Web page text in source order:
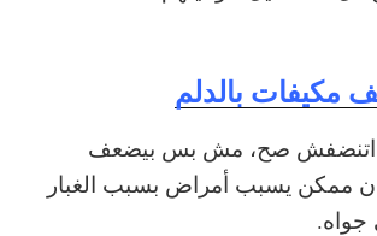
مكيفات بالدلم
اتنضفش صح، مش بس بيضعف
ممكن يسبب أمراض بسبب الغبار
جواه.